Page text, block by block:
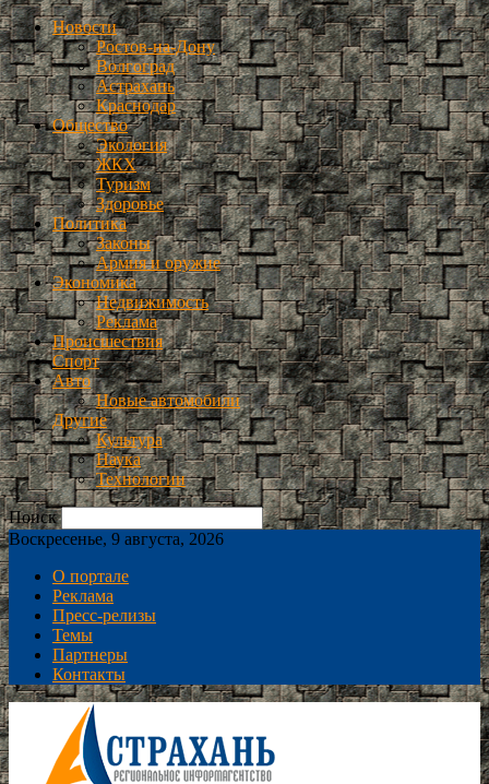
Новости
Ростов-на-Дону
Волгоград
Астрахань
Краснодар
Общество
Экология
ЖКХ
Туризм
Здоровье
Политика
Законы
Армия и оружие
Экономика
Недвижимость
Реклама
Происшествия
Спорт
Авто
Новые автомобили
Другие
Культура
Наука
Технологии
Поиск
Воскресенье, 9 августа, 2026
О портале
Реклама
Пресс-релизы
Темы
Партнеры
Контакты